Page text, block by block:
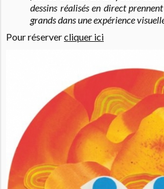
dessins réalisés en direct
grands dans une expérience
Pour réservercliquer ici